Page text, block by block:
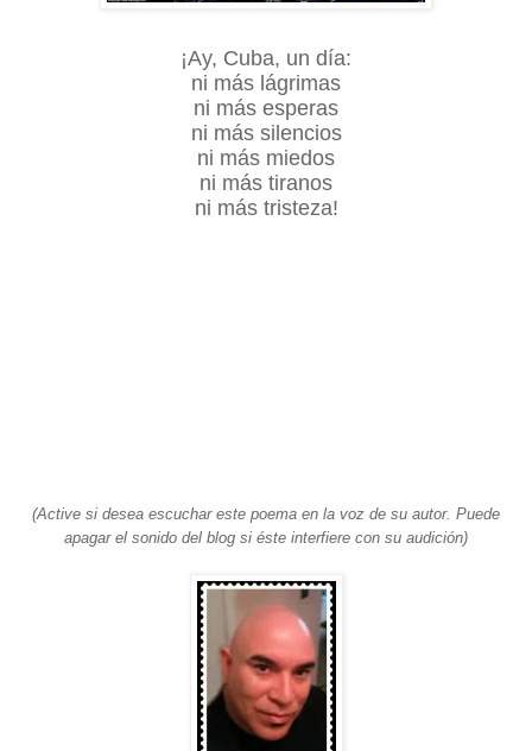
¡Ay, Cuba, un día:
ni más lágrimas
ni más esperas
ni más silencios
ni más miedos
ni más tiranos
ni más tristeza!
(Active si desea escuchar este poema en la voz de su autor. Puede
apagar el sonido del blog si éste interfiere con su audición)